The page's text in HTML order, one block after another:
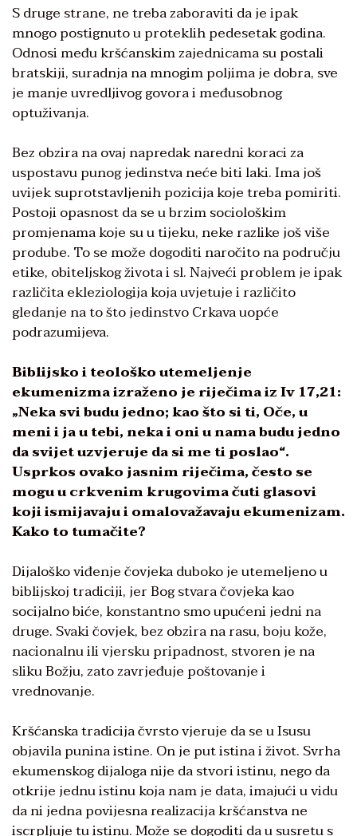
S druge strane, ne treba zaboraviti da je ipak
mnogo postignuto u proteklih pedesetak godina.
Odnosi među kršćanskim zajednicama su postali
bratskiji, suradnja na mnogim poljima je dobra, sve
je manje uvredljivog govora i međusobnog
optuživanja.
Bez obzira na ovaj napredak naredni koraci za
uspostavu punog jedinstva neće biti laki. Ima još
uvijek suprotstavljenih pozicija koje treba pomiriti.
Postoji opasnost da se u brzim sociološkim
promjenama koje su u tijeku, neke razlike još više
prodube. To se može dogoditi naročito na području
etike, obiteljskog života i sl. Najveći problem je ipak
različita ekleziologija koja uvjetuje i različito
gledanje na to što jedinstvo Crkava uopće
podrazumijeva.
Biblijsko i teološko utemeljenje
ekumenizma izraženo je riječima iz Iv 17,21:
„Neka svi budu jedno; kao što si ti, Oče, u
meni i ja u tebi, neka i oni u nama budu jedno
da svijet uzvjeruje da si me ti poslao“.
Usprkos ovako jasnim riječima, često se
mogu u crkvenim krugovima čuti glasovi
koji ismijavaju i omalovažavaju ekumenizam.
Kako to tumačite?
Dijaloško viđenje čovjeka duboko je utemeljeno u
biblijskoj tradiciji, jer Bog stvara čovjeka kao
socijalno biće, konstantno smo upućeni jedni na
druge. Svaki čovjek, bez obzira na rasu, boju kože,
nacionalnu ili vjersku pripadnost, stvoren je na
sliku Božju, zato zavrjeđuje poštovanje i
vrednovanje.
Kršćanska tradicija čvrsto vjeruje da se u Isusu
objavila punina istine. On je put istina i život. Svrha
ekumenskog dijaloga nije da stvori istinu, nego da
otkrije jednu istinu koja nam je data, imajući u vidu
da ni jedna povijesna realizacija kršćanstva ne
iscrpljuje tu istinu. Može se dogoditi da u susretu s